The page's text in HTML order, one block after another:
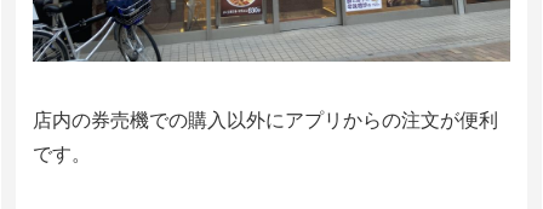
店内の券売機での購入以外にアプリからの注文が便利
です。